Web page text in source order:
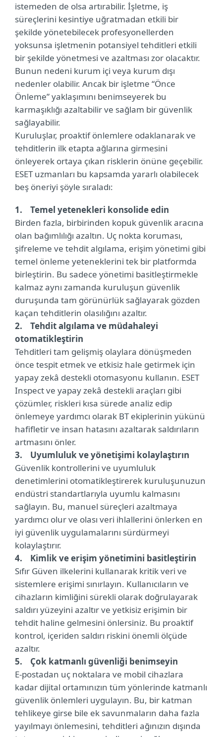
istemeden de olsa artırabilir. İşletme, iş
süreçlerini kesintiye uğratmadan etkili bir
şekilde yönetebilecek profesyonellerden
yoksunsa işletmenin potansiyel tehditleri etkili
bir şekilde yönetmesi ve azaltması zor olacaktır.
Bunun nedeni kurum içi veya kurum dışı
nedenler olabilir. Ancak bir işletme “Önce
Önleme” yaklaşımını benimseyerek bu
karmaşıklığı azaltabilir ve sağlam bir güvenlik
sağlayabilir.
Kuruluşlar, proaktif önlemlere odaklanarak ve
tehditlerin ilk etapta ağlarına girmesini
önleyerek ortaya çıkan risklerin önüne geçebilir.
ESET uzmanları bu kapsamda yararlı olabilecek
beş öneriyi şöyle sıraladı:
1. Temel yetenekleri konsolide edin
Birden fazla, birbirinden kopuk güvenlik aracına
olan bağımlılığı azaltın. Uç nokta koruması,
şifreleme ve tehdit algılama, erişim yönetimi gibi
temel önleme yeteneklerini tek bir platformda
birleştirin. Bu sadece yönetimi basitleştirmekle
kalmaz aynı zamanda kuruluşun güvenlik
duruşunda tam görünürlük sağlayarak gözden
kaçan tehditlerin olasılığını azaltır.
2. Tehdit algılama ve müdahaleyi
otomatikleştirin
Tehditleri tam gelişmiş olaylara dönüşmeden
önce tespit etmek ve etkisiz hale getirmek için
yapay zekâ destekli otomasyonu kullanın. ESET
Inspect ve yapay zekâ destekli araçları gibi
çözümler, riskleri kısa sürede analiz edip
önlemeye yardımcı olarak BT ekiplerinin yükünü
hafifletir ve insan hatasını azaltarak saldırıların
artmasını önler.
3. Uyumluluk ve yönetişimi kolaylaştırın
Güvenlik kontrollerini ve uyumluluk
denetimlerini otomatikleştirerek kuruluşunuzun
endüstri standartlarıyla uyumlu kalmasını
sağlayın. Bu, manuel süreçleri azaltmaya
yardımcı olur ve olası veri ihlallerini önlerken en
iyi güvenlik uygulamalarını sürdürmeyi
kolaylaştırır.
4. Kimlik ve erişim yönetimini basitleştirin
Sıfır Güven ilkelerini kullanarak kritik veri ve
sistemlere erişimi sınırlayın. Kullanıcıların ve
cihazların kimliğini sürekli olarak doğrulayarak
saldırı yüzeyini azaltır ve yetkisiz erişimin bir
tehdit haline gelmesini önlersiniz. Bu proaktif
kontrol, içeriden saldırı riskini önemli ölçüde
azaltır.
5. Çok katmanlı güvenliği benimseyin
E-postadan uç noktalara ve mobil cihazlara
kadar dijital ortamınızın tüm yönlerinde katmanlı
güvenlik önlemleri uygulayın. Bu, bir katman
tehlikeye girse bile ek savunmaların daha fazla
yayılmayı önlemesini, tehditleri ağınızın dışında